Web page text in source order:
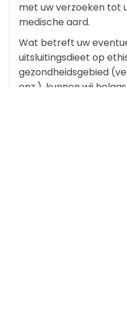
met uw verzoeken tot
medische aard.
Wat betreft uw
uitsluitingsdieet op
gezondheidsgebied
enz.), kunnen wij